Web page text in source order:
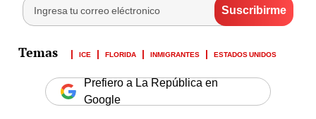
ICE FLORIDA INMIGRANTES ESTADOS UNIDOS
Prefiero a La República en
Google